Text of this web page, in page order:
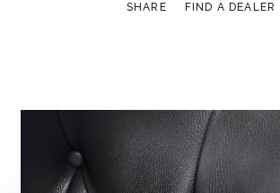
SHARE FIND A DEALER